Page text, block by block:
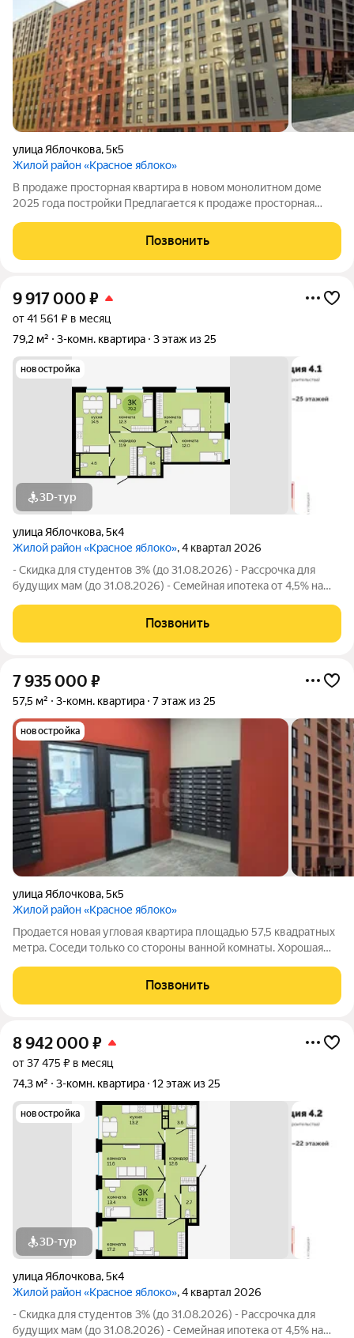
улица Яблочкова,5к5
Жилой район «Красное яблоко»
В продаже просторная квартира в новом монолитном доме
2025 года постройки Предлагается к продаже просторная
монолитном доме 2025 года постройки. Квартира идеально
подойдет для большой семьи.
Позвонить
9 917 000 ₽
от 41 561 ₽ в месяц
79,2 м²
3-комн. квартира 3 этаж из 25
новостройка
3D-тур
улица Яблочкова,5к4
Жилой район «Красное яблоко», 4 квартал 2026
- Скидка для студентов 3% (до 31.08.2026) - Рассрочка для
будущих мам (до 31.08.2026) - Семейная ипотека от 4,5% на
31.08.2026) - Скидка до 3% за каждого ребёнка (до 31.08.2026)
- Материнский
Позвонить
7 935 000 ₽
57,5 м² 3-комн. квартира 7 этаж из 25
новостройка
улица Яблочкова,5к5
Жилой район «Красное яблоко»
Продается новая угловая квартира площадью 57,5 квадратных
метра. Соседи только со стороны ванной комнаты. Хорошая
санузла. гардероб . ЖК Красное Яблоко. 4 км. от
Комсомольского проспекта. Новый
Позвонить
8 942 000 ₽
от 37 475 ₽ в месяц
74,3 м²
3-комн. квартира 12 этаж из 25
новостройка
3D-тур
улица Яблочкова,5к4
Жилой район «Красное яблоко», 4 квартал 2026
- Скидка для студентов 3% (до 31.08.2026) - Рассрочка для
будущих мам (до 31.08.2026) - Семейная ипотека от 4,5% на